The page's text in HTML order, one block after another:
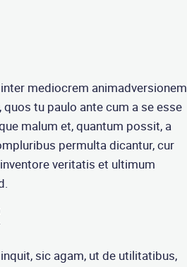
mediocrem animadversionem
tu paulo ante cum a se esse
malum et, quantum possit, a
permulta dicantur, cur
veritatis et ultimum
sic agam, ut de utilitatibus,